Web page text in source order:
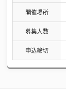
開催場所
募集人数
申込締切